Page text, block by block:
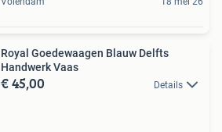
Royal Goedewaagen Blauw Delfts
Handwerk Vaas
€ 45,00 Details